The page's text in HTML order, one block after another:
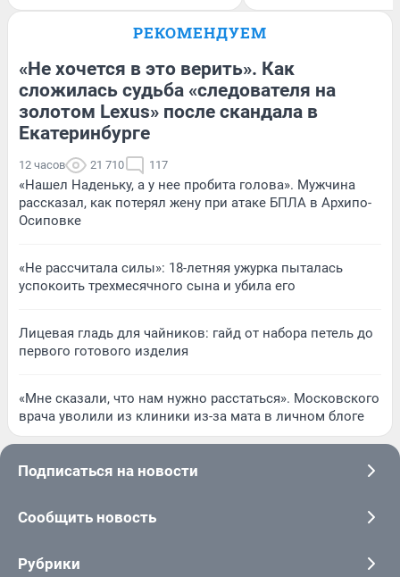
РЕКОМЕНДУЕМ
«Не хочется в это верить». Как
сложилась судьба «следователя на
золотом Lexus» после скандала в
Екатеринбурге
12 часов 21 710 117
«Нашел Наденьку, а у нее пробита голова». Мужчина
рассказал, как потерял жену при атаке БПЛА в Архипо-
Осиповке
«Не рассчитала силы»: 18-летняя ужурка пыталась
успокоить трехмесячного сына и убила его
Лицевая гладь для чайников: гайд от набора петель до
первого готового изделия
«Мне сказали, что нам нужно расстаться». Московского
врача уволили из клиники из-за мата в личном блоге
Подписаться на новости
Сообщить новость
Рубрики